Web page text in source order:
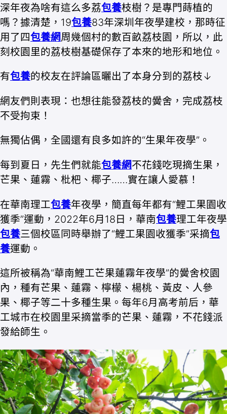
深年夜為啥有這么多荔包養枝樹？是專門蒔植的
嗎？據清楚，19包養83年深圳年夜學建校，那時征
用了四包養網周幾個村的數百畝荔枝園，所以，此
刻校園里的荔枝樹基礎保存了本來的地形和地位。
有包養的校友在評論區曬出了本身分到的荔枝↓
網友們則表現：也想往能發荔枝的黌舍，完成荔枝
不受拘束！
無獨佔偶，全國還有良多如許的“生果年夜學”。
每到夏日，先生們就能包養網不花錢吃現摘生果，
芒果、蓮霧、枇杷、椰子……實在讓人愛慕！
在華南理工包養年夜學，簡直每年都有“鯉工果園收
獲季”運動，2022年6月18日，華南包養理工年夜學
包養三個校區同時舉辦了“鯉工果園收獲季”采摘包
養運動。
這所被稱為“華南鯉工芒果蓮霧年夜學”的黌舍校園
內，種有芒果、蓮霧、檸檬、楊桃、黃皮、人參
果、椰子等二十多種生果。每年6月高考前后，華
工城市在校園里采摘當季的芒果、蓮霧，不花錢派
發給師生。